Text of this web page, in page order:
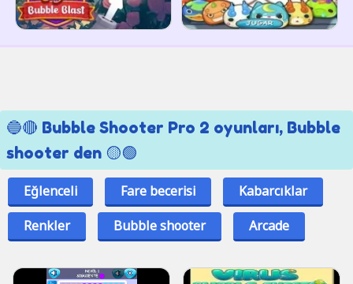
🔵🔴 Bubble Shooter Pro 2 oyunları, Bubble
shooter den 🟡🟢
Eğlenceli Fare becerisi
Kabarcıklar
Renkler
Bubble shooter Arcade